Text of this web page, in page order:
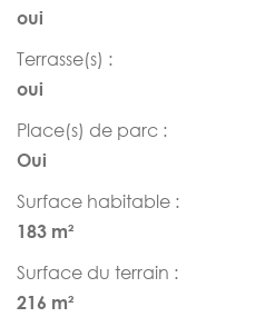
oui
Terrasse(s) :
oui
Place(s) de parc :
Oui
Surface habitable :
183 m²
Surface du terrain :
216 m²